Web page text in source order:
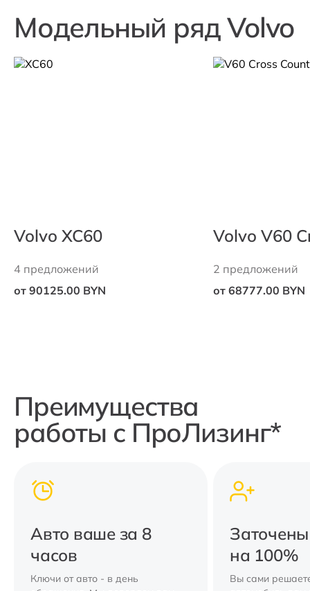
Модельный ряд Volvo
Volvo XC60
4 предложений
от 90125.00 BYN
Volvo V60
2 предложений
от 68777.00 BYN
Преимущества
работы с ПроЛизинг*
Авто ваше за 8
часов
Ключи от авто - в день
на 100%
Вы сами